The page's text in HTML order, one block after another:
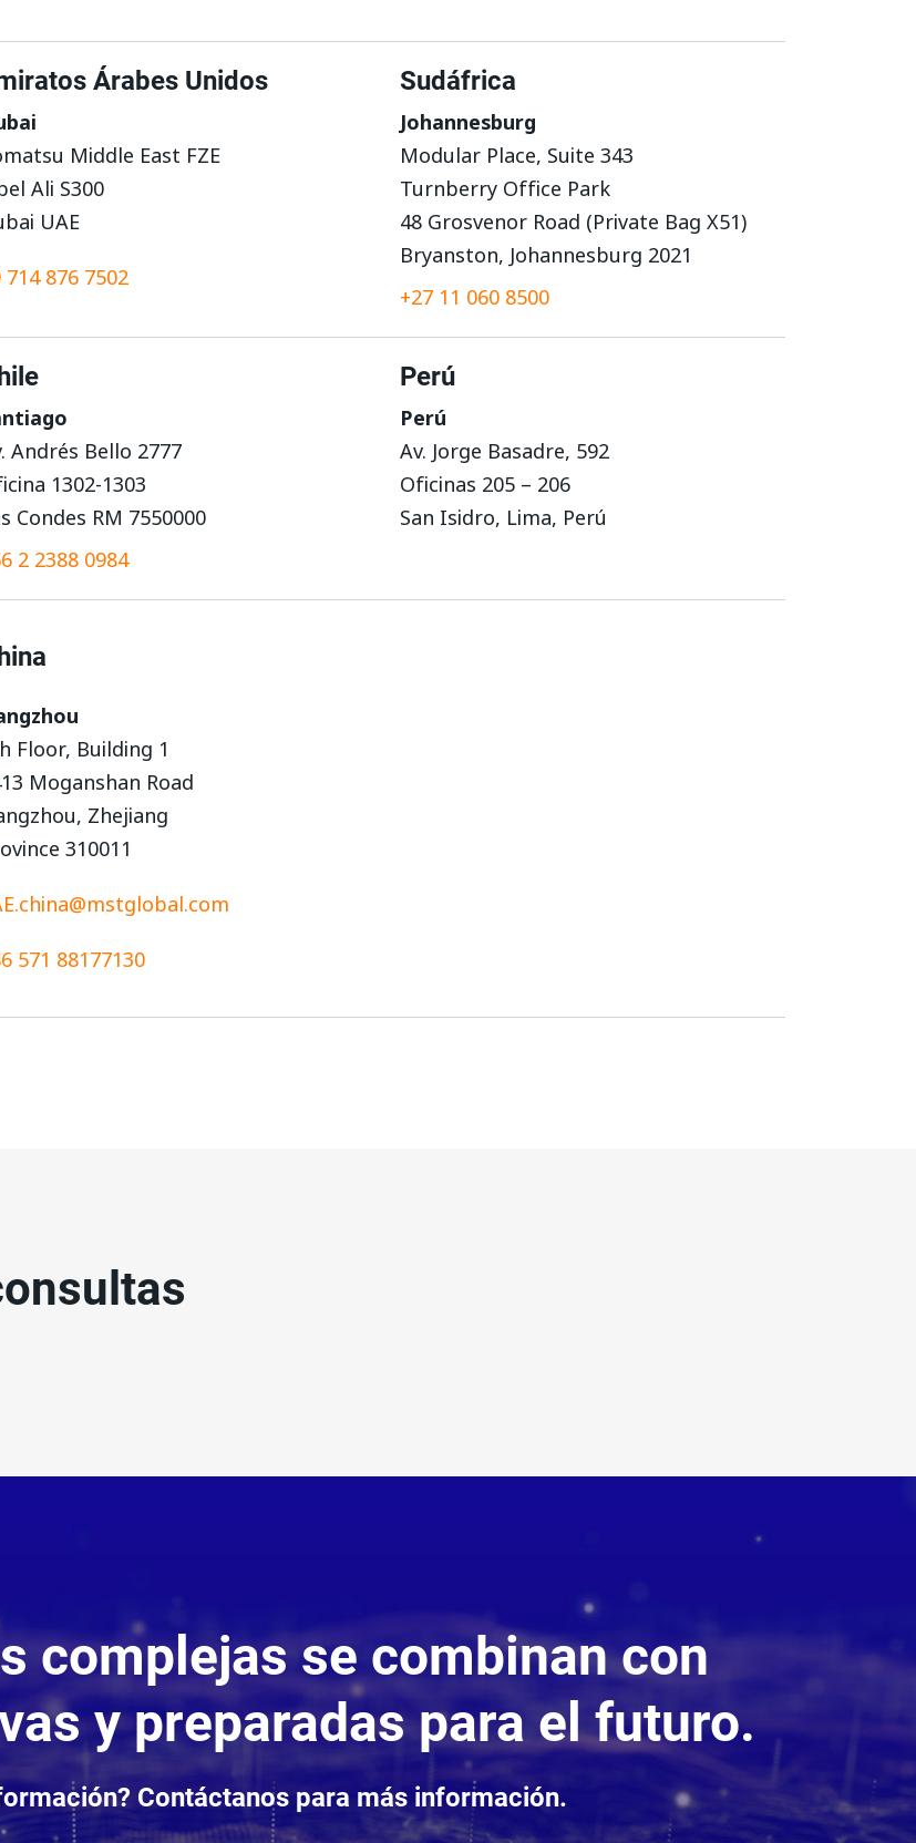
Árabes Unidos Sudáfrica
Middle East FZE
Ali S300
UAE
714 876 7502
Johannesburg
Modular Place, Suite 343
Turnberry Office Park
48 Grosvenor Road (Private Bag X51)
Bryanston, Johannesburg 2021
+27 11 060 8500
Perú
Andrés Bello 2777
1302-1303
Condes RM 7550000
2 2388 0984
Perú
Av. Jorge Basadre, 592
Oficinas 205 – 206
San Isidro, Lima, Perú
Floor, Building 1
Moganshan Road
Zhejiang
310011
571 88177130
complejas se combinan con
y preparadas para el futuro.
Contáctanos para más información.